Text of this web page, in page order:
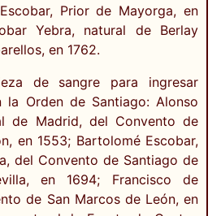
Prior de Mayorga, en
Yebra, natural de Berlay
en 1762.
de sangre para ingresar
la Orden de Santiago: Alonso
de Madrid, del Convento de
en 1553; Bartolomé Escobar,
del Convento de Santiago de
en 1694; Francisco de
de San Marcos de León, en